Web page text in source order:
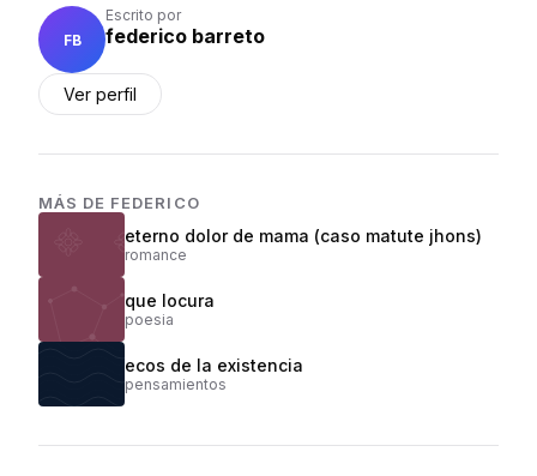
FB
Escrito por
federico barreto
Ver perfil
MÁS DE FEDERICO
eterno dolor de mama (caso matute jhons)
romance
que locura
poesia
ecos de la existencia
pensamientos